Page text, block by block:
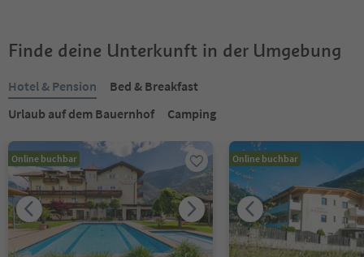
Finde deine Unterkunft in der Umgebung
Hotel & Pension
Bed & Breakfast
Urlaub auf dem Bauernhof
Camping
Online buchbar Online buchbar